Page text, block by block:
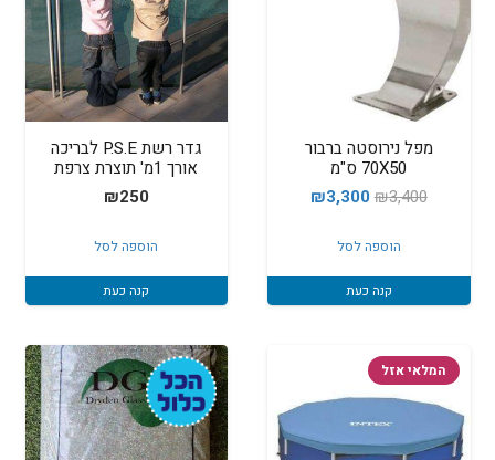
מפל נירוסטה ברבור
70X50 ס"מ
₪3,400
המחיר
היה:
₪3,400.
₪3,300
₪3,300.
הוספה לסל
קנה כעת
גדר רשת P.S.E לבריכה
אורך 1מ' תוצרת צרפת
₪250
הוספה לסל
קנה כעת
המלאי אזל